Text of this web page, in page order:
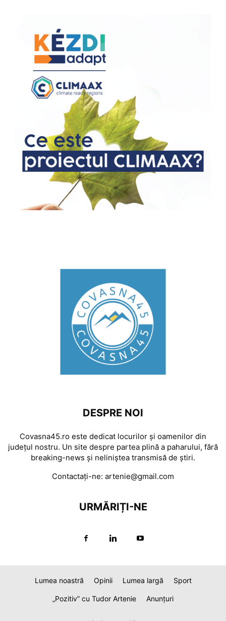
DESPRE NOI
Covasna45.ro este dedicat locurilor și oamenilor din
județul nostru. Un site despre partea plină a paharului, fără
breaking-news și neliniștea transmisă de știri.
Contactați-ne: artenie@gmail.com
URMĂRIȚI-NE
Lumea noastră Opinii Lumea largă Sport
„Pozitiv” cu Tudor Artenie Anunțuri